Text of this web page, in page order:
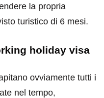
la propria
turistico di 6 mesi.
holiday visa
ovviamente tutti i
nel tempo,